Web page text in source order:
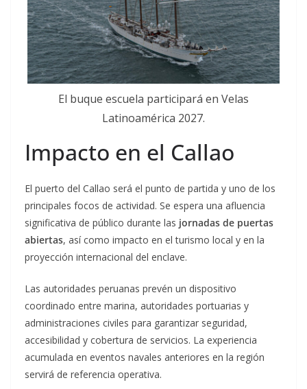
El buque escuela participará en Velas
Latinoamérica 2027.
Impacto en el Callao
El puerto del Callao será el punto de partida y uno de los
principales focos de actividad. Se espera una afluencia
significativa de público durante las jornadas de puertas
abiertas, así como impacto en el turismo local y en la
proyección internacional del enclave.
Las autoridades peruanas prevén un dispositivo
coordinado entre marina, autoridades portuarias y
administraciones civiles para garantizar seguridad,
accesibilidad y cobertura de servicios. La experiencia
acumulada en eventos navales anteriores en la región
servirá de referencia operativa.